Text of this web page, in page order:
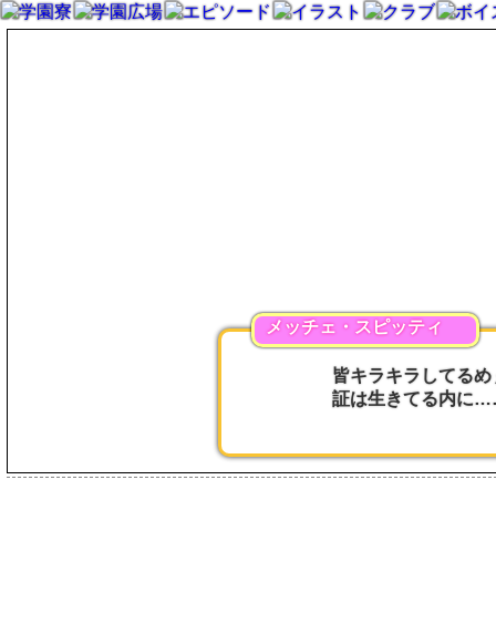
皆キラキラしてるめ
証は生きてる内に
メッチェ・スピッティ